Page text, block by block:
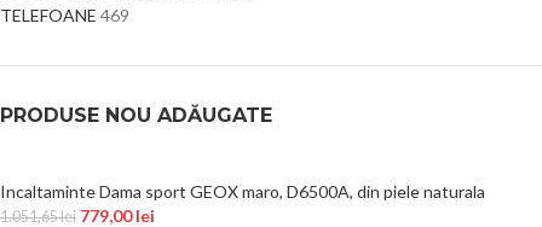
TELEFOANE 469
PRODUSE NOU ADĂUGATE
Incaltaminte Dama sport GEOX maro, D6500A, din piele naturala
1.051,65lei 779,00lei